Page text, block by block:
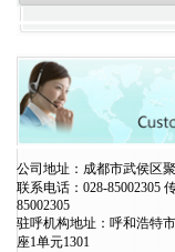
公司地址：成都市武侯区
联系电话：028-85002305
驻呼机构地址：呼和浩特
座1单元1301